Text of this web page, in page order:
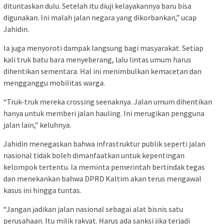
dituntaskan dulu. Setelah itu diuji kelayakannya baru bisa
digunakan. Ini malah jalan negara yang dikorbankan,” ucap
Jahidin.
Ia juga menyoroti dampak langsung bagi masyarakat. Setiap
kali truk batu bara menyeberang, lalu lintas umum harus
dihentikan sementara. Hal ini menimbulkan kemacetan dan
mengganggu mobilitas warga.
“Truk-truk mereka crossing seenaknya. Jalan umum dihentikan
hanya untuk memberi jalan hauling. Ini merugikan pengguna
jalan lain,” keluhnya.
Jahidin menegaskan bahwa infrastruktur publik seperti jalan
nasional tidak boleh dimanfaatkan untuk kepentingan
kelompok tertentu. Ia meminta pemerintah bertindak tegas
dan menekankan bahwa DPRD Kaltim akan terus mengawal
kasus ini hingga tuntas.
“Jangan jadikan jalan nasional sebagai alat bisnis satu
perusahaan. Itu milik rakyat. Harus ada sanksi jika terjadi